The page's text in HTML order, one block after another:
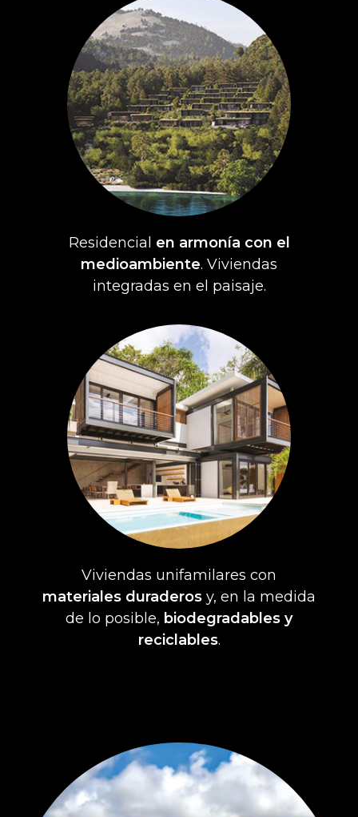
Residencial en armonía con el
medioambiente. Viviendas
integradas en el paisaje.
Viviendas unifamilares con
materiales duraderos y, en la medida
de lo posible, biodegradables y
reciclables.